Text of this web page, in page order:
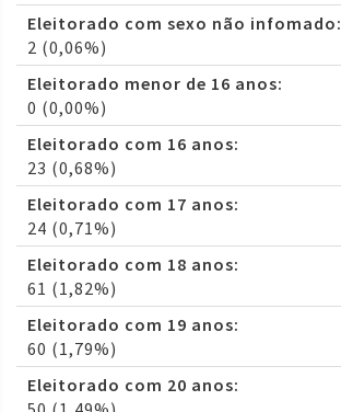
Eleitorado com sexo não infomado:
2 (0,06%)
Eleitorado menor de 16 anos:
0 (0,00%)
Eleitorado com 16 anos:
23 (0,68%)
Eleitorado com 17 anos:
24 (0,71%)
Eleitorado com 18 anos:
61 (1,82%)
Eleitorado com 19 anos:
60 (1,79%)
Eleitorado com 20 anos: